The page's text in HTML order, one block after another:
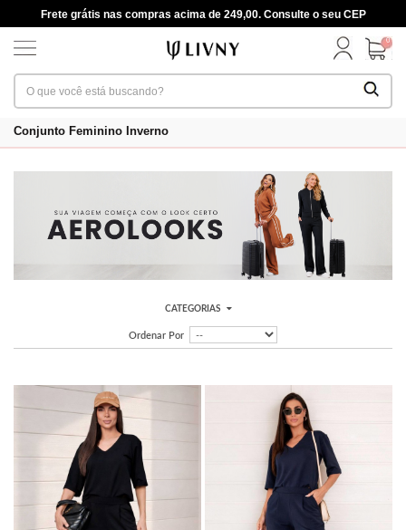
Frete grátis nas compras acima de 249,00. Consulte o seu CEP
0
Conjunto Feminino Inverno
CATEGORIAS
Ordenar Por